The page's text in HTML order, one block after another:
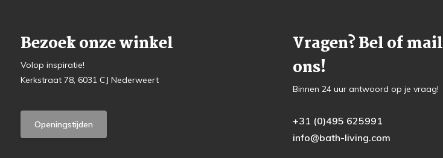
Bezoek onze winkel
Volop inspiratie!
Kerkstraat 78, 6031 CJ Nederweert
Openingstijden
Vragen? Bel of mail
ons!
Binnen 24 uur antwoord op je vraag!
+31 (0)495 625991
info@bath-living.com